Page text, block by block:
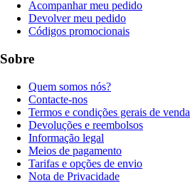
Acompanhar meu pedido
Devolver meu pedido
Códigos promocionais
Sobre
Quem somos nós?
Contacte-nos
Termos e condições gerais de venda
Devoluções e reembolsos
Informação legal
Meios de pagamento
Tarifas e opções de envio
Nota de Privacidade